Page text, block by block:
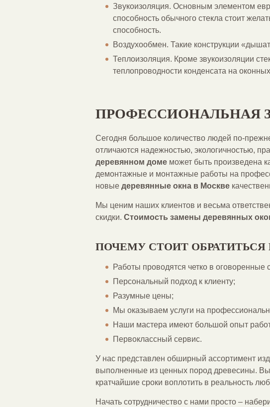
Звукоизоляция. Основным элементом
способность обычного стекла стоит
способность.
Воздухообмен. Такие конструкции
Теплоизоляция. Кроме звукоизоляции
теплопроводности конденсата на
ПРОФЕССИОНАЛЬНАЯ
Сегодня большое количество людей по-
отличаются надежностью, экологичностью,
деревянном доме может быть произведена
демонтажные и монтажные работы на
новые деревянные окна в Москве
Мы ценим наших клиентов и весьма
скидки. Стоимость замены деревянных
ПОЧЕМУ СТОИТ ОБРАТИТЬСЯ
Работы проводятся четко в оговоренные
Персональный подход к клиенту;
Разумные цены;
Мы оказываем услуги на
Наши мастера имеют большой опыт
Первоклассный сервис.
У нас представлен обширный ассортимент
выполненные из ценных пород древесины.
кратчайшие сроки воплотить в реальность
Начать сотрудничество с нами просто –